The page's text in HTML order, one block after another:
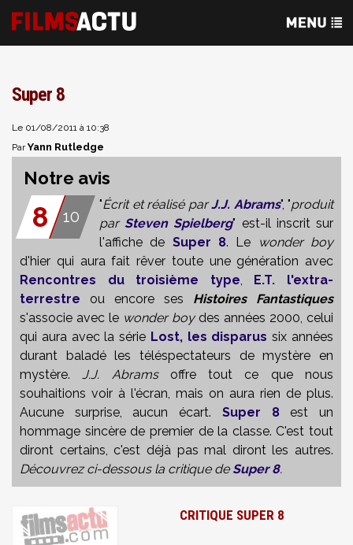
Super 8
Le 01/08/2011 à 10:38
ParYann Rutledge
Notre avis
8 10
"Écrit et réalisé parJ.J. Abrams", "produit
par Steven Spielberg" est-il inscrit sur
l'affiche de Super 8. Le wonderboy
d'hier qui aura fait rêver toute une génération avec
Rencontres du troisième type, E.T. l'extra-
terrestre ou encore ses Histoires Fantastiques
s'associe avec le wonderboydes années 2000, celui
qui aura avec la série Lost, les disparus six années
durant baladé les téléspectateurs de mystère en
mystère.J.J. Abramsoffre tout ce que nous
souhaitions voir à l'écran, mais on aura rien de plus.
Aucune surprise, aucun écart. Super 8est un
hommage sincère de premier de la classe. C'est tout
diront certains, c'est déjà pas mal diront les autres.
Découvrez ci-dessous la critique de Super 8.
CRITIQUE SUPER 8